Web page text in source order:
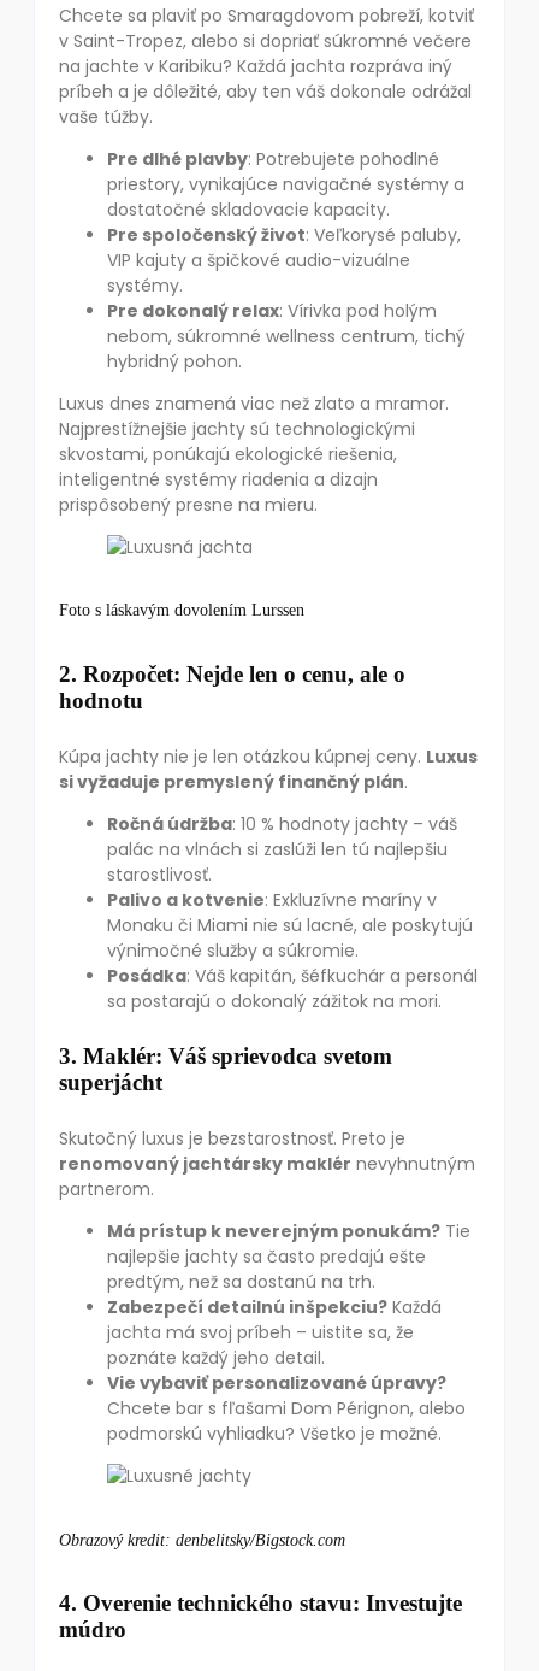
Chcete sa plaviť po Smaragdovom pobreží, kotviť
v Saint-Tropez, alebo si dopriať súkromné večere
na jachte v Karibiku? Každá jachta rozpráva iný
príbeh a je dôležité, aby ten váš dokonale odrážal
vaše túžby.
Pre dlhé plavby: Potrebujete pohodlné
priestory, vynikajúce navigačné systémy a
dostatočné skladovacie kapacity.
Pre spoločenský život: Veľkorysé paluby,
VIP kajuty a špičkové audio-vizuálne
systémy.
Pre dokonalý relax: Vírivka pod holým
nebom, súkromné wellness centrum, tichý
hybridný pohon.
Luxus dnes znamená viac než zlato a mramor.
Najprestížnejšie jachty sú technologickými
skvostami, ponúkajú ekologické riešenia,
inteligentné systémy riadenia a dizajn
prispôsobený presne na mieru.
Foto s láskavým dovolením Lurssen
2. Rozpočet: Nejde len o cenu, ale o
hodnotu
Kúpa jachty nie je len otázkou kúpnej ceny. Luxus
si vyžaduje premyslený finančný plán.
Ročná údržba: 10 % hodnoty jachty – váš
palác na vlnách si zaslúži len tú najlepšiu
starostlivosť.
Palivo a kotvenie: Exkluzívne maríny v
Monaku či Miami nie sú lacné, ale poskytujú
výnimočné služby a súkromie.
Posádka: Váš kapitán, šéfkuchár a personál
sa postarajú o dokonalý zážitok na mori.
3. Maklér: Váš sprievodca svetom
superjácht
Skutočný luxus je bezstarostnosť. Preto je
renomovaný jachtársky maklér nevyhnutným
partnerom.
Má prístup k neverejným ponukám? Tie
najlepšie jachty sa často predajú ešte
predtým, než sa dostanú na trh.
Zabezpečí detailnú inšpekciu? Každá
jachta má svoj príbeh – uistite sa, že
poznáte každý jeho detail.
Vie vybaviť personalizované úpravy?
Chcete bar s fľašami Dom Pérignon, alebo
podmorskú vyhliadku? Všetko je možné.
Obrazový kredit: denbelitsky/Bigstock.com
4. Overenie technického stavu: Investujte
múdro